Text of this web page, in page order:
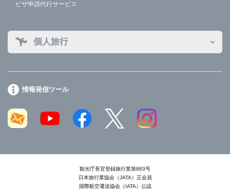
ビザ申請代行サービス
個人旅行
情報発信ツール
観光庁長官登録旅行業第883号
日本旅行業協会（JATA）正会員
国際航空運送協会（IATA）公認